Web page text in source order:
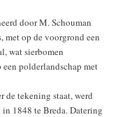
door M. Schouman
met op de voorgrond een
wat sierbomen
polderlandschap met
de tekening staat, werd
1848 te Breda. Datering